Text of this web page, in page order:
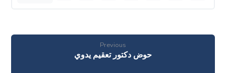
Previous
حوض دكتور تعقيم يدوي